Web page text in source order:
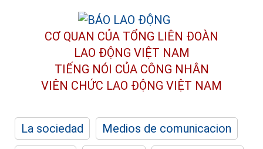
CƠ QUAN CỦA TỔNG LIÊN ĐOÀN
LAO ĐỘNG VIỆT NAM
TIẾNG NÓI CỦA CÔNG NHÂN
VIÊN CHỨC LAO ĐỘNG VIỆT NAM
La sociedad
Medios de comunicacion